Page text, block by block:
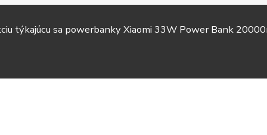
týkajúcu sa powerbanky Xiaomi 33W Power Bank